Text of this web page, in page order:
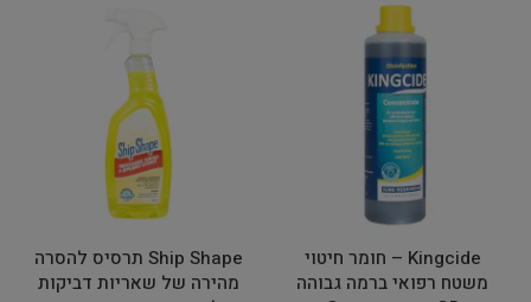
Kingcide – חומר חיטוי
משטח רפואי ברמה גבוהה
Ship Shape תרסיס להסרה
מהירה של שאריות דביקות